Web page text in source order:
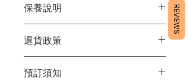
保養說明
度。
2/運送時避免大力搖晃。
3/最佳保存期：3日內食用完畢
退貨政策
作，不設退換。
預訂須知
REVIEWS